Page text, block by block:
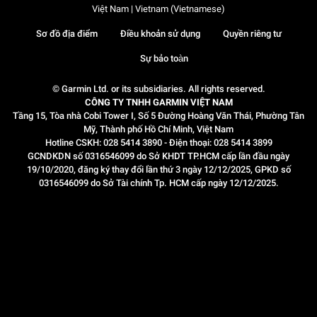
© Garmin Ltd. or its subsidiaries. All rights reserved.
CÔNG TY TNHH GARMIN VIỆT NAM
Tầng 15, Tòa nhà Cobi Tower I, Số 5 Đường Hoàng Văn Thái, Phường Tân
Mỹ, Thành phố Hồ Chí Minh, Việt Nam
Hotline CSKH: 028 5414 3890 - Điện thoại: 028 5414 3899
GCNDKDN số 0316546099 do Sở KHDT TP.HCM cấp lần đầu ngày
19/10/2020, đăng ký thay đổi lần thứ 3 ngày 12/12/2025, GPKD số
0316546099 do Sở Tài chính Tp. HCM cấp ngày 12/12/2025.
Sơ đồ địa điểm Điều khoản sử dụng Quyền riêng tư
Sự bảo toàn
Việt Nam | Vietnam (Vietnamese)